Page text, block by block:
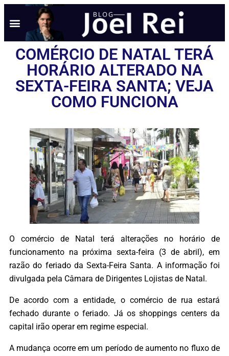
COMÉRCIO DE NATAL TERÁ
HORÁRIO ALTERADO NA
SEXTA-FEIRA SANTA; VEJA
COMO FUNCIONA
O comércio de Natal terá alterações no horário de
funcionamento na próxima sexta-feira (3 de abril), em
razão do feriado da Sexta-Feira Santa. A informação foi
divulgada pela Câmara de Dirigentes Lojistas de Natal.
De acordo com a entidade, o comércio de rua estará
fechado durante o feriado. Já os shoppings centers da
capital irão operar em regime especial.
A mudança ocorre em um período de aumento no fluxo de